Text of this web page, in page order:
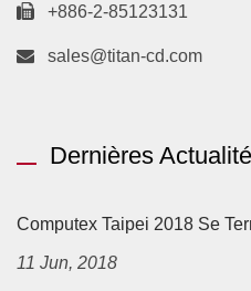
+886-2-85123131
sales@titan-cd.com
Dernières
Computex Taipei 2018 Se
11 Jun, 2018